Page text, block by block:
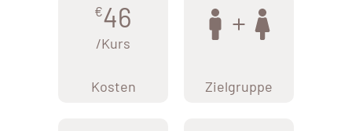
€46
/Kurs
Kosten Zielgruppe